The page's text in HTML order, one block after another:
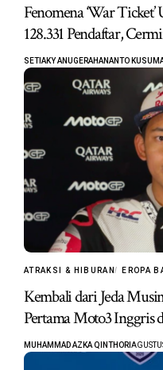
Fenomena ‘War
128.331 Pendaftar,
SETIAKY ANUGERAHANANTO
ATRAKSI & HIBURAN EROPA
Kembali dari Jeda
Pertama Moto3 Inggris
MUHAMMAD AZKA QINTHORI